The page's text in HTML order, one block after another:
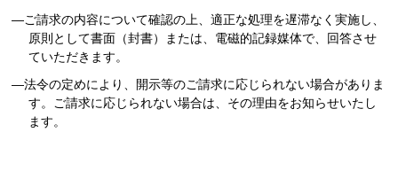
―ご請求の内容について確認の上、適正な処理を遅滞なく実施し、
原則として書面（封書）または、電磁的記録媒体で、回答させ
ていただきます。
―法令の定めにより、開示等のご請求に応じられない場合がありま
す。ご請求に応じられない場合は、その理由をお知らせいたし
ます。